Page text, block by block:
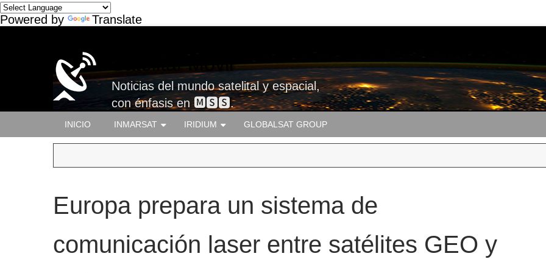
Powered by Translate
Satelital-Móvil
Noticias del mundo satelital y espacial,
con énfasis en 🅼🆂🆂.
INICIO INMARSAT IRIDIUM GLOBALSAT GROUP
Europa prepara un sistema de
comunicación laser entre satélites GEO y